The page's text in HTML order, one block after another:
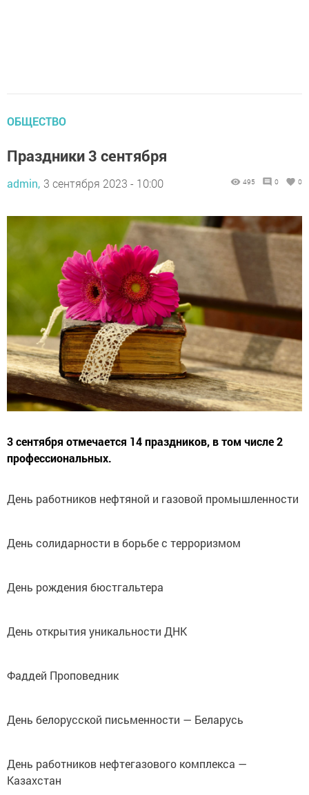
ОБЩЕСТВО
Праздники 3 сентября
admin, 3 сентября 2023 - 10:00 495 0 0
3 сентября отмечается 14 праздников, в том числе 2
профессиональных.
День работников нефтяной и газовой промышленности
День солидарности в борьбе с терроризмом
День рождения бюстгальтера
День открытия уникальности ДНК
Фаддей Проповедник
День белорусской письменности — Беларусь
День работников нефтегазового комплекса —
Казахстан